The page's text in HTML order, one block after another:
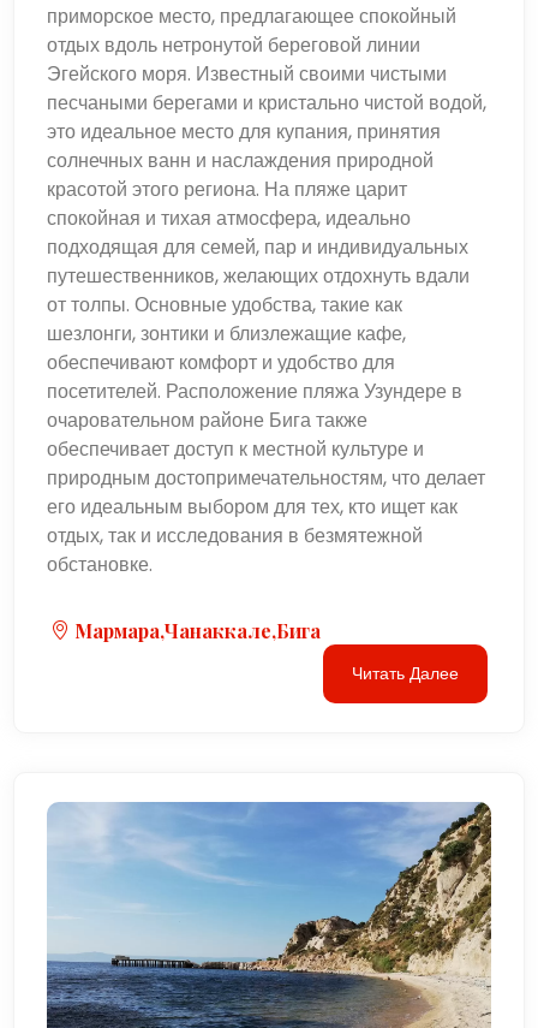
приморское место, предлагающее спокойный
отдых вдоль нетронутой береговой линии
Эгейского моря. Известный своими чистыми
песчаными берегами и кристально чистой водой,
это идеальное место для купания, принятия
солнечных ванн и наслаждения природной
красотой этого региона. На пляже царит
спокойная и тихая атмосфера, идеально
подходящая для семей, пар и индивидуальных
путешественников, желающих отдохнуть вдали
от толпы. Основные удобства, такие как
шезлонги, зонтики и близлежащие кафе,
обеспечивают комфорт и удобство для
посетителей. Расположение пляжа Узундере в
очаровательном районе Бига также
обеспечивает доступ к местной культуре и
природным достопримечательностям, что делает
его идеальным выбором для тех, кто ищет как
отдых, так и исследования в безмятежной
обстановке.
Мармара,Чанаккале,Бига
Читать Далее